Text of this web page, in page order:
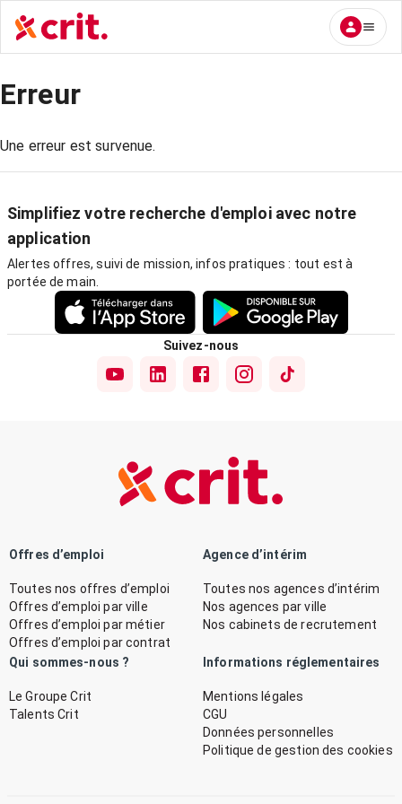
Erreur
Une erreur est survenue.
Simplifiez votre recherche d'emploi avec notre
application
Alertes offres, suivi de mission, infos pratiques : tout est à
portée de main.
Suivez-nous
Offres d’emploi
Toutes nos offres d’emploi
Offres d’emploi par ville
Offres d’emploi par métier
Offres d’emploi par contrat
Agence d’intérim
Toutes nos agences d’intérim
Nos agences par ville
Nos cabinets de recrutement
Qui sommes-nous ?
Le Groupe Crit
Talents Crit
Informations réglementaires
Mentions légales
CGU
Données personnelles
Politique de gestion des cookies